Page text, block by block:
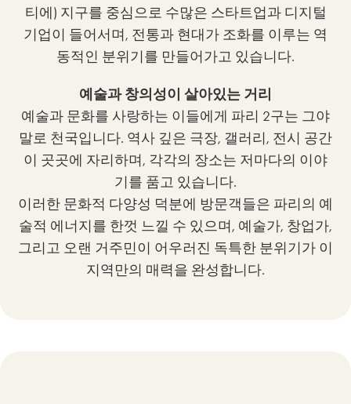
티에) 지구를 중심으로 수많은 스타트업과 디지털
기업이 들어서며, 전통과 현대가 조화를 이루는 역
동적인 분위기를 만들어가고 있습니다.
예술과 창의성이 살아있는 거리
예술과 문화를 사랑하는 이들에게 파리 2구는 그야
말로 천국입니다. 역사 깊은 극장, 갤러리, 전시 공간
이 곳곳에 자리하며, 각각의 장소는 저마다의 이야
기를 품고 있습니다.
이러한 문화적 다양성 덕분에 방문객들은 파리의 예
술적 에너지를 한껏 느낄 수 있으며, 예술가, 창업가,
그리고 오랜 거주민이 어우러진 독특한 분위기가 이
지역만의 매력을 완성합니다.